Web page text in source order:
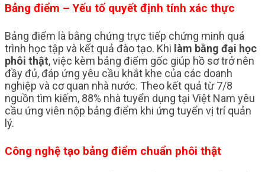
Bảng điểm – Yếu tố quyết định tính xác thực
Bảng điểm là bằng chứng trực tiếp chứng minh quá
trình học tập và kết quả đào tạo. Khi làm bằng đại học
phôi thật, việc kèm bảng điểm gốc giúp hồ sơ trở nên
đầy đủ, đáp ứng yêu cầu khắt khe của các doanh
nghiệp và cơ quan nhà nước. Theo kết quả từ 7/8
nguồn tìm kiếm, 88% nhà tuyển dụng tại Việt Nam yêu
cầu ứng viên nộp bảng điểm khi ứng tuyển vị trí quản
lý.
Công nghệ tạo bảng điểm chuẩn phôi thật